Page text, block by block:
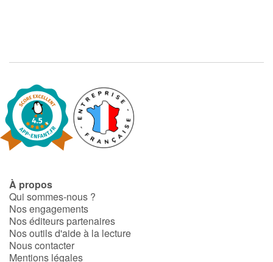
À propos
Qui sommes-nous ?
Nos engagements
Nos éditeurs partenaires
Nos outils d'aide à la lecture
Nous contacter
Mentions légales